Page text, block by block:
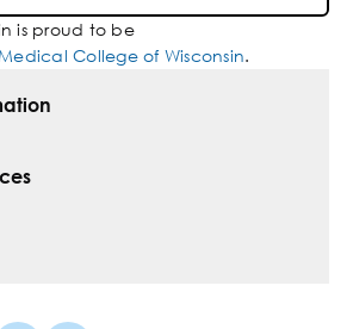
is proud to be
College of Wisconsin.